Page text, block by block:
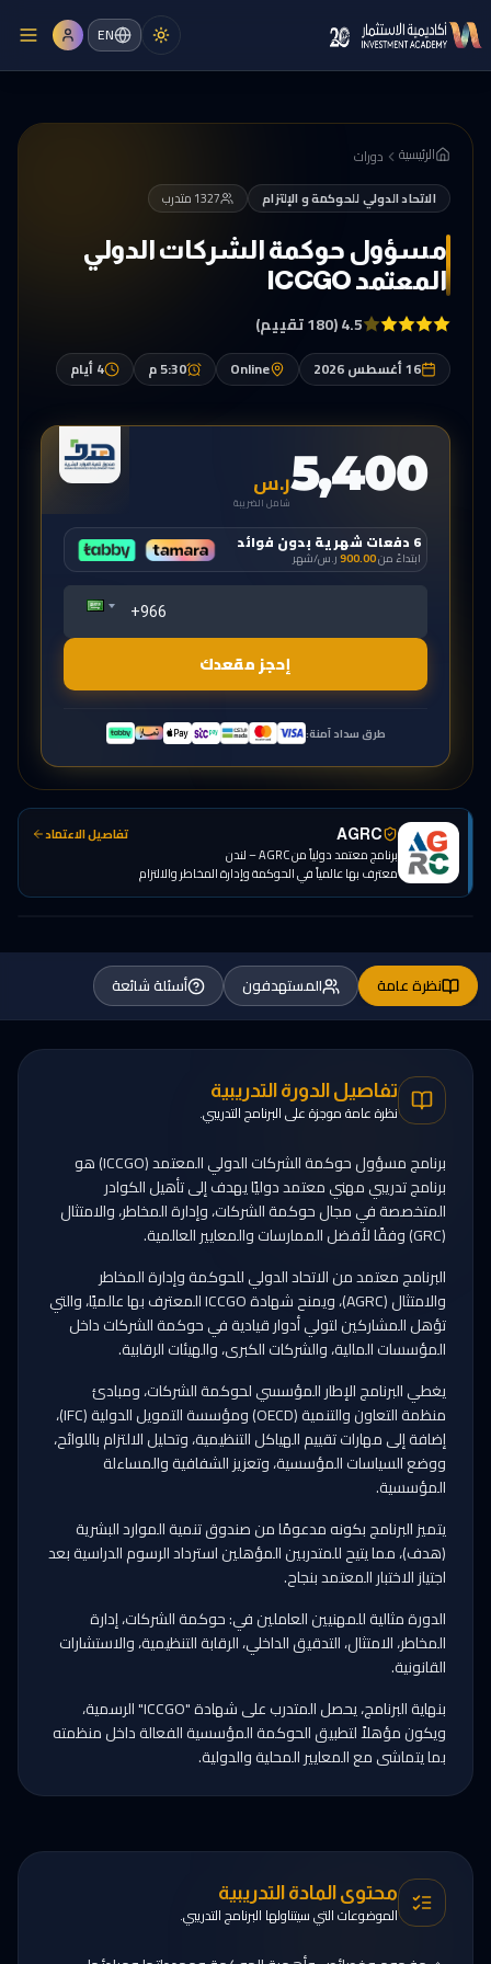
EN
الرئيسية دورات
الاتحاد الدولي للحوكمة و الإلتزام 1327 متدرب
مسؤول حوكمة الشركات الدولي
المعتمد ICCGO
4.5(180 تقييم)
16 أغسطس 2026 Online 5:30 م 4أيام
5,400ر.س
شامل الضريبة
6 دفعات شهرية بدون فوائد
ابتداءً من900.00ر.س/شهر
إحجز مقعدك
طرق سداد آمنة:
AGRC
تفاصيل الاعتماد
برنامج معتمد دولياً من AGRC – لندن
معترف بها عالمياً في الحوكمة وإدارة المخاطر والالتزام
نظرة عامة المستهدفون أسئلة شائعة
تفاصيل الدورة التدريبية
نظرة عامة موجزة على البرنامج التدريبي.
برنامج مسؤول حوكمة الشركات الدولي المعتمد (ICCGO) هو
برنامج تدريبي مهني معتمد دوليًا يهدف إلى تأهيل الكوادر
المتخصصة في مجال حوكمة الشركات، وإدارة المخاطر، والامتثال
(GRC) وفقًا لأفضل الممارسات والمعايير العالمية.
البرنامج معتمد من الاتحاد الدولي للحوكمة وإدارة المخاطر
والامتثال (AGRC)، ويمنح شهادة ICCGO المعترف بها عالميًا، والتي
تؤهل المشاركين لتولي أدوار قيادية في حوكمة الشركات داخل
المؤسسات المالية، والشركات الكبرى، والهيئات الرقابية.
يغطي البرنامج الإطار المؤسسي لحوكمة الشركات، ومبادئ
منظمة التعاون والتنمية (OECD) ومؤسسة التمويل الدولية (IFC)،
إضافة إلى مهارات تقييم الهياكل التنظيمية، وتحليل الالتزام باللوائح،
ووضع السياسات المؤسسية، وتعزيز الشفافية والمساءلة
المؤسسية.
يتميز البرنامج بكونه مدعومًا من صندوق تنمية الموارد البشرية
(هدف)، مما يتيح للمتدربين المؤهلين استرداد الرسوم الدراسية بعد
اجتياز الاختبار المعتمد بنجاح.
الدورة مثالية للمهنيين العاملين في: حوكمة الشركات، إدارة
المخاطر، الامتثال، التدقيق الداخلي، الرقابة التنظيمية، والاستشارات
القانونية.
بنهاية البرنامج، يحصل المتدرب على شهادة "ICCGO" الرسمية،
ويكون مؤهلاً لتطبيق الحوكمة المؤسسية الفعالة داخل منظمته
بما يتماشى مع المعايير المحلية والدولية.
محتوى المادة التدريبية
الموضوعات التي سيتناولها البرنامج التدريبي.